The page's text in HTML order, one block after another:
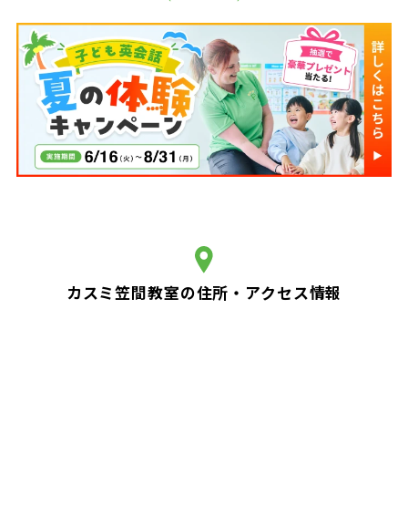
カスミ笠間教室の住所・アクセス情報